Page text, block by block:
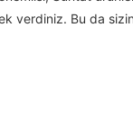
verdiniz. Bu da